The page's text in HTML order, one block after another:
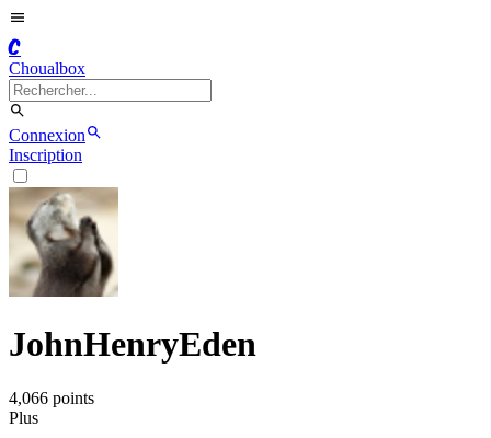
C
Choualbox
Connexion
Inscription
JohnHenryEden
4,066 points
Plus